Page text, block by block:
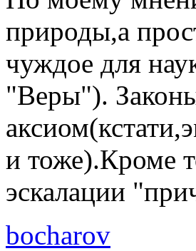
природы,а
чуждое для
"Веры").
и тоже).Кроме
эскалации
bocharov